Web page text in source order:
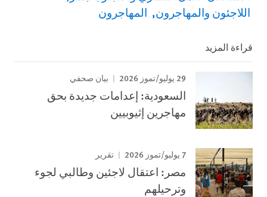
اللاجئون والمهاجرون المهاجرون
قراءة المزيد
29 يوليو/تموز 2026 بيان صحفي
السعودية: إعدامات جديدة بحق
مهاجرين إثيوبيين
7 يوليو/تموز 2026 تقرير
مصر: اعتقال لاجئين وطالبي لجوء
وترحيلهم